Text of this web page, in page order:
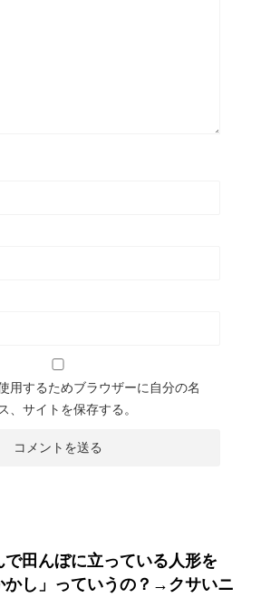
用するためブラウザーに自分の名
、サイトを保存する。
で田んぼに立っている人形を
かし」っていうの？→クサいニ